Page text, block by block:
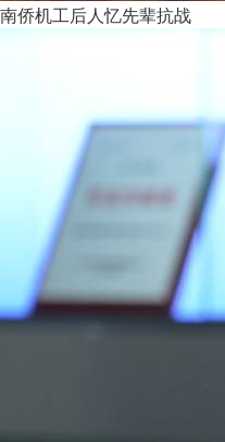
南侨机工后人忆先辈抗战